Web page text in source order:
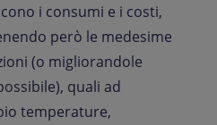
i consumi e i costi,
però le medesime
(o migliorandole
quali ad
temperature,